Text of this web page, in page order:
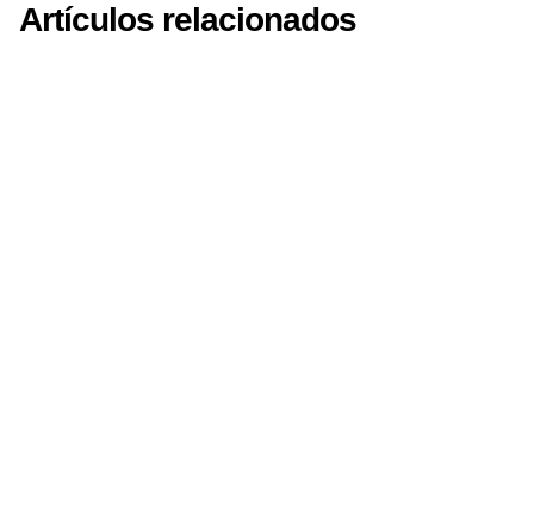
Artículos relacionados